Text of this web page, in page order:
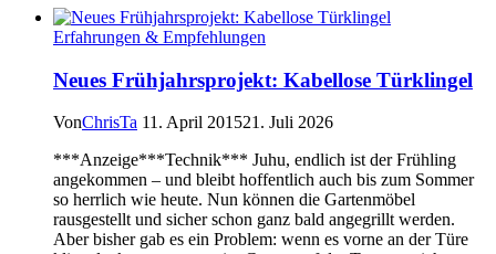
Erfahrungen & Empfehlungen
Neues Frühjahrsprojekt: Kabellose Türklingel
VonChrisTa 11. April 201521. Juli 2026
***Anzeige***Technik*** Juhu, endlich ist der Frühling
angekommen – und bleibt hoffentlich auch bis zum Sommer
so herrlich wie heute. Nun können die Gartenmöbel
rausgestellt und sicher schon ganz bald angegrillt werden.
Aber bisher gab es ein Problem: wenn es vorne an der Türe